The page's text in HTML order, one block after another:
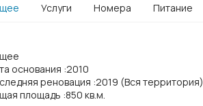
Услуги Номера Питание
основания :2010
реновация :2019 (Вся территория)
площадь :850 кв.м.